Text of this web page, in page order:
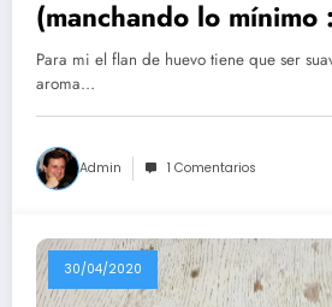
(manchando lo mínimo
Para mi el flan de huevo tiene que ser
aroma…
Admin 1 Comentarios
30/04/2020